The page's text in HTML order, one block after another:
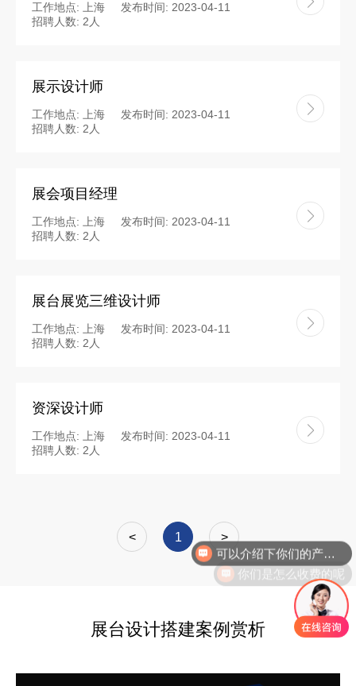
工作地点: 上海
发布时间: 2023-04-11
招聘人数: 2人
展示设计师
工作地点: 上海
发布时间: 2023-04-11
招聘人数: 2人
展会项目经理
工作地点: 上海
发布时间: 2023-04-11
招聘人数: 2人
展台展览三维设计师
工作地点: 上海
发布时间: 2023-04-11
招聘人数: 2人
资深设计师
工作地点: 上海
发布时间: 2023-04-11
招聘人数: 2人
< 1 >
展台设计搭建案例赏析
你们是怎么收费的呢